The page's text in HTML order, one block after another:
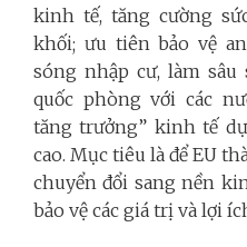
kinh tế, tăng cường
khối; ưu tiên bảo vệ
sóng nhập cư, làm sâu
quốc phòng với các
tăng trưởng” kinh tế
cao. Mục tiêu là để EU
chuyển đổi sang nền
bảo vệ các giá trị và lợi